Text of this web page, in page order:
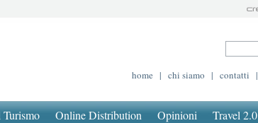
home | chi siamo | contatti |
Online Distribution Opinioni Travel 2.0